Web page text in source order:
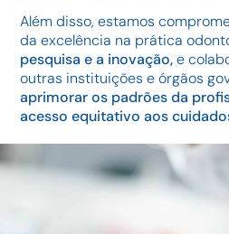
Além disso, estamos
da excelência na prática
pesquisa e a inovação,e
outras instituições e órgãos
aprimorar os padrões da
acesso equitativo aos